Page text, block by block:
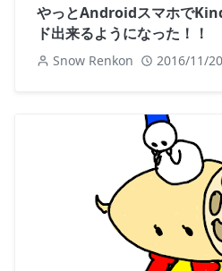
やっとAndroidスマホで
ド出来るようになった！！
Snow Renkon 2016/11/20